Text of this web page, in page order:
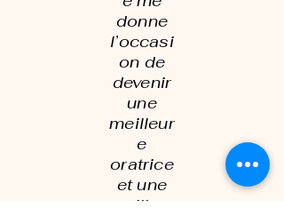
donne
l’occasi
on de
devenir
une
meilleur
e
oratrice
et une
meilleur